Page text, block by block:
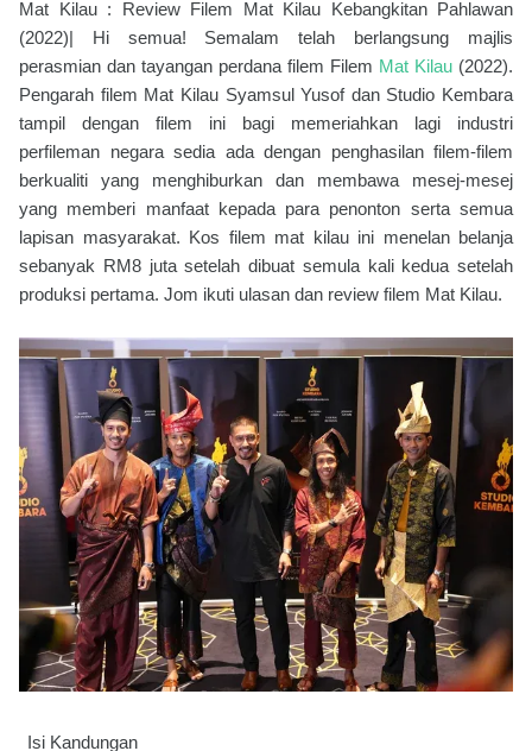
Mat Kilau : Review Filem Mat Kilau Kebangkitan Pahlawan
(2022)| Hi semua! Semalam telah berlangsung majlis
perasmian dan tayangan perdana filem Filem Mat Kilau (2022).
Pengarah filem Mat Kilau Syamsul Yusof dan Studio Kembara
tampil dengan filem ini bagi memeriahkan lagi industri
perfileman negara sedia ada dengan penghasilan filem-filem
berkualiti yang menghiburkan dan membawa mesej-mesej
yang memberi manfaat kepada para penonton serta semua
lapisan masyarakat. Kos filem mat kilau ini menelan belanja
sebanyak RM8 juta setelah dibuat semula kali kedua setelah
produksi pertama. Jom ikuti ulasan dan review filem Mat Kilau.
Isi Kandungan